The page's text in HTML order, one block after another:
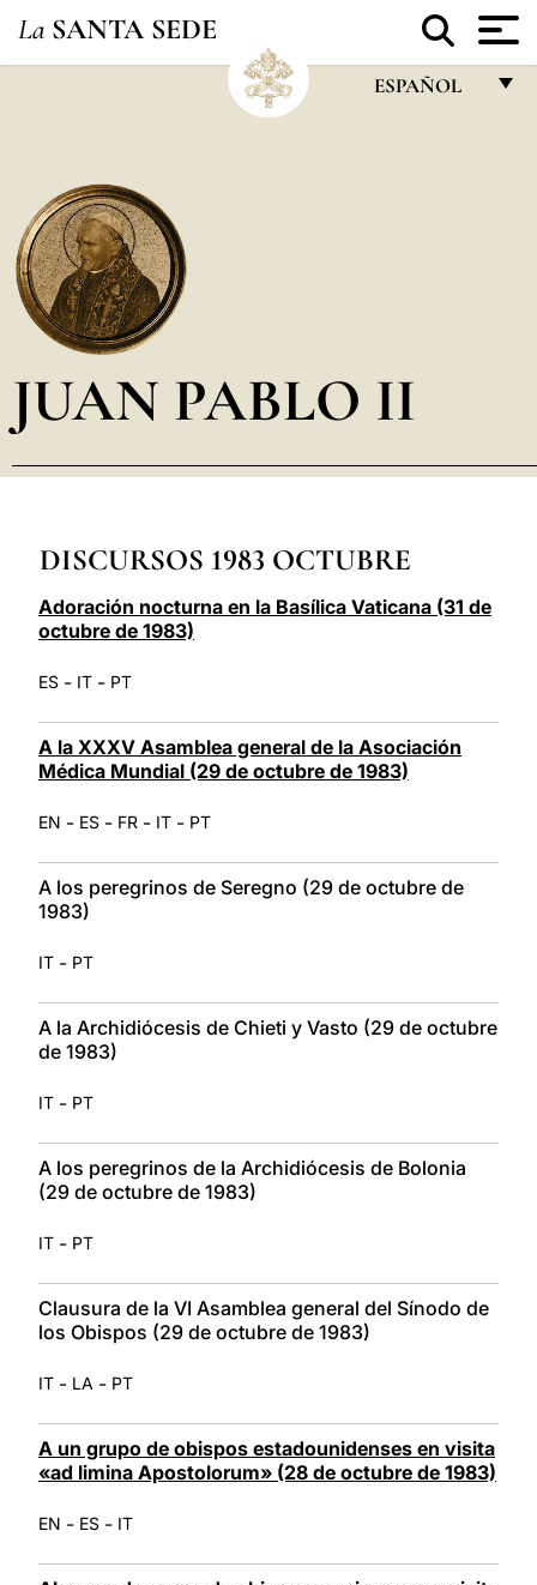
La SANTA SEDE
ESPAÑOL
POLSKI
العربيّة
LATINE
JUAN PABLO II
DISCURSOS 1983 OCTUBRE
Adoración nocturna en la Basílica Vaticana (31 de
octubre de 1983)
ES - IT - PT
A la XXXV Asamblea general de la Asociación
Médica Mundial (29 de octubre de 1983)
EN - ES - FR - IT - PT
A los peregrinos de Seregno (29 de octubre de
1983)
IT - PT
A la Archidiócesis de Chieti y Vasto (29 de octubre
de 1983)
IT - PT
A los peregrinos de la Archidiócesis de Bolonia
(29 de octubre de 1983)
IT - PT
Clausura de la VI Asamblea general del Sínodo de
los Obispos (29 de octubre de 1983)
IT - LA - PT
A un grupo de obispos estadounidenses en visita
«ad limina Apostolorum» (28 de octubre de 1983)
EN - ES - IT